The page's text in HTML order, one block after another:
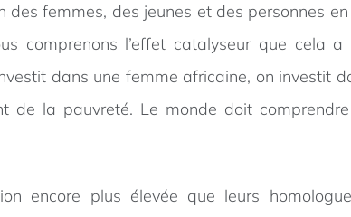
des femmes, des jeunes et des personnes
comprenons l’effet catalyseur que cela
dans une femme africaine, on investit
de la pauvreté. Le monde doit
encore plus élevée que leurs